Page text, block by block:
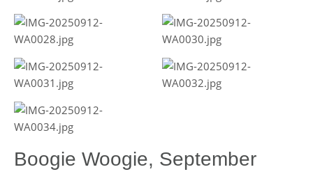
Boogie Woogie, September